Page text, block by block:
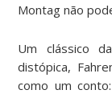
Montag não
Um clássico
distópica,
como um